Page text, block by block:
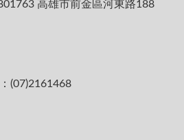
高雄市前金區河東路188
(07)2161468